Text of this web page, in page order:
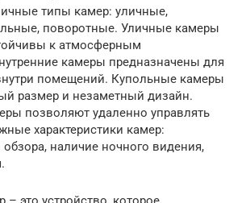
типы камер: уличные,
поворотные. Уличные камеры
к атмосферным
камеры предназначены для
помещений. Купольные камеры
размер и незаметный дизайн.
позволяют удаленно управлять
характеристики камер:
обзора, наличие ночного видения,